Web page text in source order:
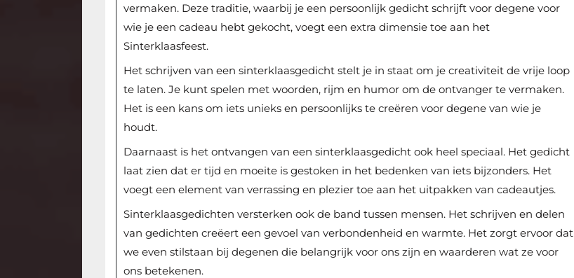
vermaken. Deze traditie, waarbij je een persoonlijk gedicht schrijft voor degene voor
wie je een cadeau hebt gekocht, voegt een extra dimensie toe aan het
Sinterklaasfeest.
Het schrijven van een sinterklaasgedicht stelt je in staat om je creativiteit de vrije loop
te laten. Je kunt spelen met woorden, rijm en humor om de ontvanger te vermaken.
Het is een kans om iets unieks en persoonlijks te creëren voor degene van wie je
houdt.
Daarnaast is het ontvangen van een sinterklaasgedicht ook heel speciaal. Het gedicht
laat zien dat er tijd en moeite is gestoken in het bedenken van iets bijzonders. Het
voegt een element van verrassing en plezier toe aan het uitpakken van cadeautjes.
Sinterklaasgedichten versterken ook de band tussen mensen. Het schrijven en delen
van gedichten creëert een gevoel van verbondenheid en warmte. Het zorgt ervoor dat
we even stilstaan bij degenen die belangrijk voor ons zijn en waarderen wat ze voor
ons betekenen.